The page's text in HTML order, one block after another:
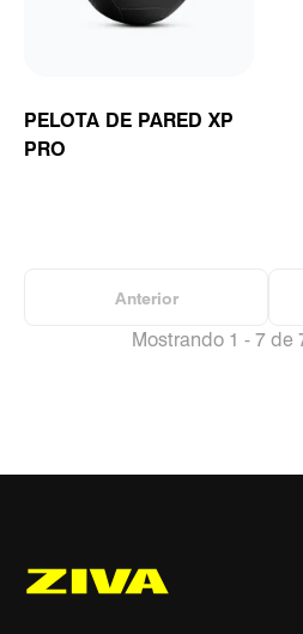
PELOTA DE PARED XP
PRO
Mostrando 1 - 7 de
Anterior